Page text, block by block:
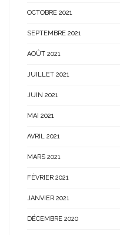
OCTOBRE 2021
SEPTEMBRE 2021
AOÛT 2021
JUILLET 2021
JUIN 2021
MAI 2021
AVRIL 2021
MARS 2021
FÉVRIER 2021
JANVIER 2021
DÉCEMBRE 2020